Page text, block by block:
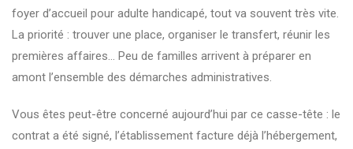
foyer d’accueil pour adulte handicapé, tout va souvent très vite.
La priorité : trouver une place, organiser le transfert, réunir les
premières affaires… Peu de familles arrivent à préparer en
amont l’ensemble des démarches administratives.
Vous êtes peut-être concerné aujourd’hui par ce casse-tête : le
contrat a été signé, l’établissement facture déjà l’hébergement,